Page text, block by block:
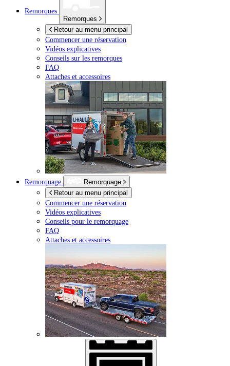
Remorques
Remorques
Retour au menu principal
Commencer une réservation
Vidéos explicatives
Conseils sur les remorques
FAQ
Attaches et accessoires
Remorquage
Remorquage
Retour au menu principal
Commencer une réservation
Vidéos explicatives
Conseils pour le remorquage
FAQ
Attaches et accessoires